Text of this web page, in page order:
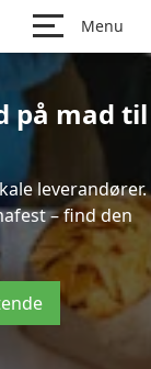
Menu
på mad til
leverandører.
– find den